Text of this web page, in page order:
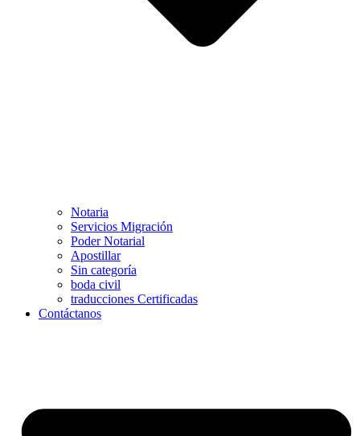
Notaria
Servicios Migración
Poder Notarial
Apostillar
Sin categoría
boda civil
traducciones Certificadas
Contáctanos